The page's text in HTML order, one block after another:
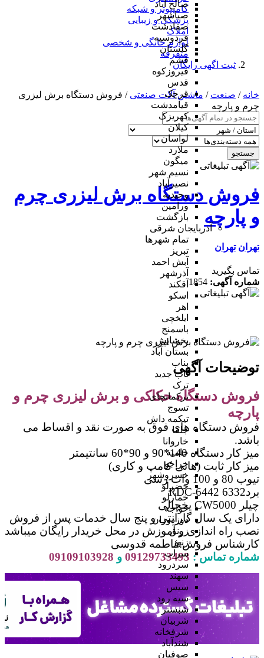
صالح آباد
صباشهر
صفادشت
فردوسیه
گلستان
فشم
فیروزکوه
قدس
قرچک
قیامدشت
کهریزک
کیلان
لواسان
ملارد
میگون
نسیم شهر
نصیرآباد
وحیدیه
ورامین
بازگشت
آذربایجان شرقی
تمام شهر‌ها
تبریز
آبش احمد
آذرشهر
آقکند
اسکو
اهر
ایلخچی
باسمنج
بخشایش
بستان آباد
بناب
ناب جدید
ترک
ترکمانچای
تسوج
تیکمه داش
جلفا
خاروانا
خامنه
خراجو
خسروشهر
خضرلو
خمارلو
خواجه
دوزدوزان
زرنق
زنوز
سراب
سردرود
سهند
سیس
سیه رود
شبستر
شربیان
شرفخانه
شندآباد
صوفیان
کامپیوتر و شبکه
پزشکی و زیبایی
املاک
لوازم خانگی و شخصی
متفرقه
ثبت اگهی رایگان
خانه / صنعت / ماشین آلات صنعتی / فروش دستگاه برش لیزری
چرم و پارچه
جستجو
فروش دستگاه برش لیزری چرم
و پارچه
تهران تهران
تماس بگیرید
شماره آگهی: 1854
توضیحات آگهی
فروش دستگاه حکاکی و برش لیزری چرم و
پارچه
فروش دستگاه های فوق به صورت نقد و اقساط می
باشد.
میز کار دستگاه 140*90 و 90*60 سانتیمتر
میز کار ثابت (هانی کامپ و کاری)
تیوب 80 و 100 وات رسی
بردRDC-6442 6332
چیلر CW5000 یخچالی
دارای یک سال گارانتی و پنج سال خدمات پس از فروش
نصب راه اندازی و آموزش در محل خریدار رایگان میباشد
کارشناس فروش:فاطمه قدوسی
شماره تماس : 09129733493 و 09109103928